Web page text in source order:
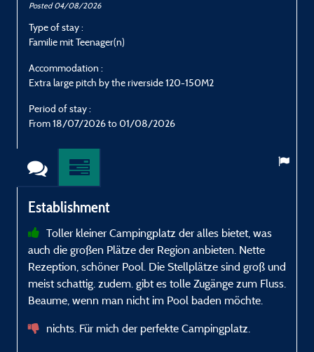
Posted 04/08/2026
Type of stay :
Familie mit Teenager(n)
Accommodation :
Extra large pitch by the riverside 120-150M2
Period of stay :
From 18/07/2026 to 01/08/2026
Establishment
Toller kleiner Campingplatz der alles bietet, was
auch die großen Plätze der Region anbieten. Nette
Rezeption, schöner Pool. Die Stellplätze sind groß und
meist schattig. zudem. gibt es tolle Zugänge zum Fluss.
Beaume, wenn man nicht im Pool baden möchte.
nichts. Für mich der perfekte Campingplatz.